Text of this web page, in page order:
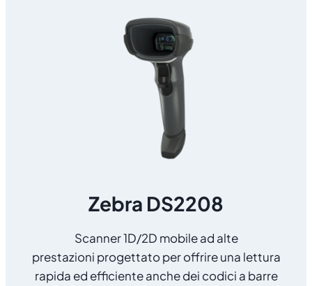
Zebra DS2208
Scanner 1D/2D mobile ad alte
prestazioni progettato per offrire una lettura
rapida ed efficiente anche dei codici a barre